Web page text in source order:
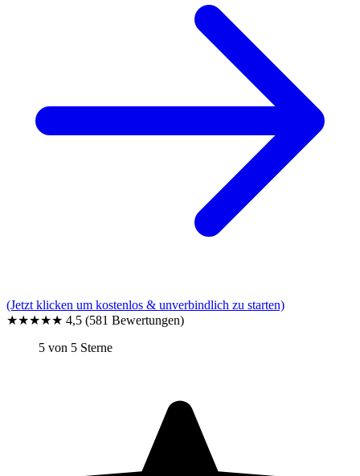
(Jetzt klicken um kostenlos & unverbindlich zu starten)
★★★★★ 4,5 (581 Bewertungen)
5 von 5 Sterne